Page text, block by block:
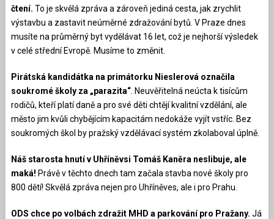
čtení. To je skvělá zpráva a zároveň jediná cesta, jak zrychlit
výstavbu a zastavit neúměrné zdražování bytů. V Praze dnes
musíte na průměrný byt vydělávat 16 let, což je nejhorší výsledek
v celé střední Evropě. Musíme to změnit.
Pirátská kandidátka na primátorku Nieslerová označila
soukromé školy za „parazita“. Neuvěřitelná neúcta k tisícům
rodičů, kteří platí daně a pro své děti chtějí kvalitní vzdělání, ale
město jim kvůli chybějícím kapacitám nedokáže vyjít vstříc. Bez
soukromých škol by pražský vzdělávací systém zkolaboval úplně.
Náš starosta hnutí v Uhříněvsi Tomáš Kaněra neslibuje, ale
maká! Právě v těchto dnech tam začala stavba nové školy pro
800 dětí! Skvělá zpráva nejen pro Uhříněves, ale i pro Prahu.
ODS chce po volbách zdražit MHD a parkování pro Pražany. Já